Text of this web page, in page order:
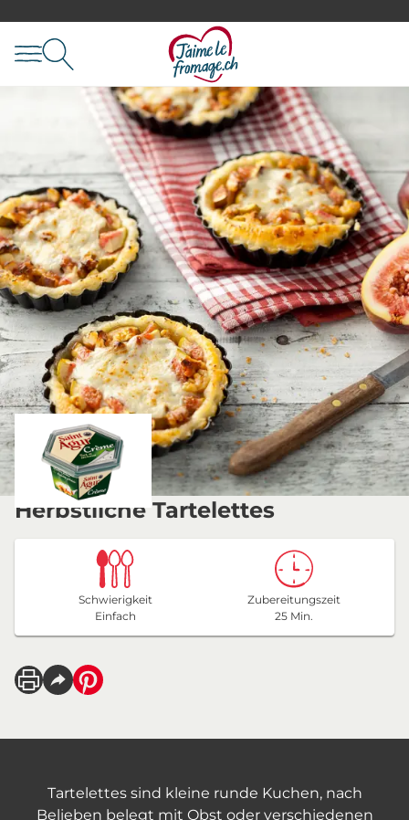
Herbstliche Tartelettes
Schwierigkeit
Einfach
Zubereitungszeit
25 Min.
Tartelettes sind kleine runde Kuchen, nach
Belieben belegt mit Obst oder verschiedenen